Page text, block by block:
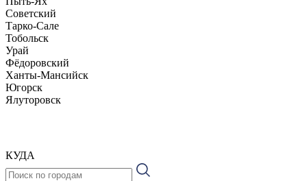
Советский
Тарко-Сале
Тобольск
Урай
Фёдоровский
Ханты-Мансийск
Югорск
Ялуторовск
КУДА